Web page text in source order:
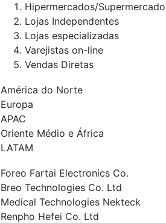
Hipermercados/
Lojas Independentes
Lojas especializadas
Varejistas on-line
Vendas Diretas
América do Norte
Europa
APAC
Oriente Médio e África
LATAM
Foreo Fartai Electronics Co.
Breo Technologies Co. Ltd
Medical Technologies Nekteck
Renpho Hefei Co. Ltd